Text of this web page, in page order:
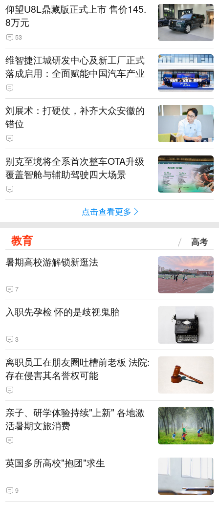
仰望U8L鼎藏版正式上市 售价145.
8万元
53
维智捷江城研发中心及新工厂正式
落成启用：全面赋能中国汽车产业
刘展术：打硬仗，补齐大众安徽的
错位
别克至境将全系首次整车OTA升级
覆盖智舱与辅助驾驶四大场景
点击查看更多
教育 高考
暑期高校游解锁新逛法
7
入职先孕检 怀的是歧视鬼胎
3
离职员工在朋友圈吐槽前老板 法院:
存在侵害其名誉权可能
亲子、研学体验持续"上新" 各地激
活暑期文旅消费
英国多所高校"抱团"求生
9